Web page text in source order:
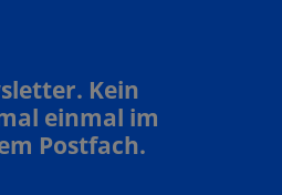
Kein
einmal im
Postfach.